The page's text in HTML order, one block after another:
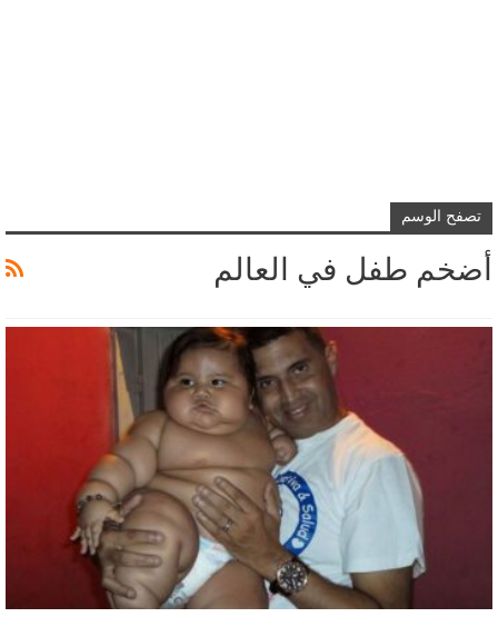
تصفح الوسم
أضخم طفل في العالم